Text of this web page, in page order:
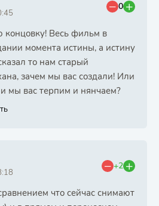
0
концовку! Весь фильм в
момента истины, а истину
то нам старый
зачем мы вас создали! Или
мы вас терпим и нянчаем?
+2
что сейчас снимают